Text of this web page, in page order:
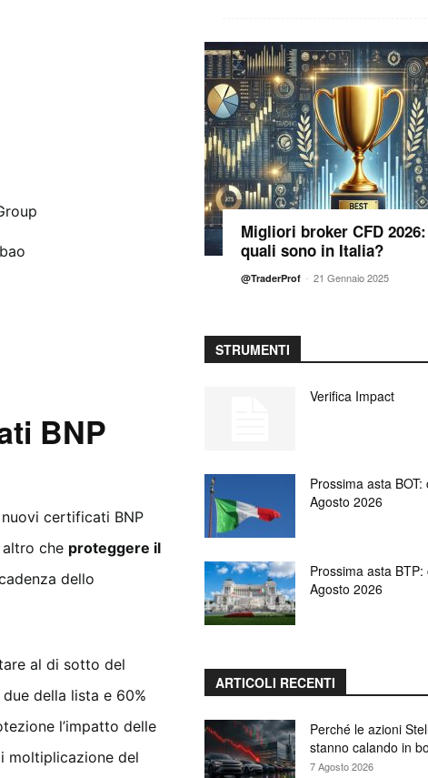
BNP
certificati BNP
altro che proteggere il
dello
al di sotto del
della lista e 60%
l’impatto delle
moltiplicazione del
Migliori broker CFD 2026:
quali sono in Italia?
@TraderProf - 21 Gennaio 2025
STRUMENTI
Verifica Impact
Prossima asta BOT:
Agosto 2026
Prossima asta BTP:
Agosto 2026
ARTICOLI RECENTI
Perché le azioni
stanno calando in
7 Agosto 2026